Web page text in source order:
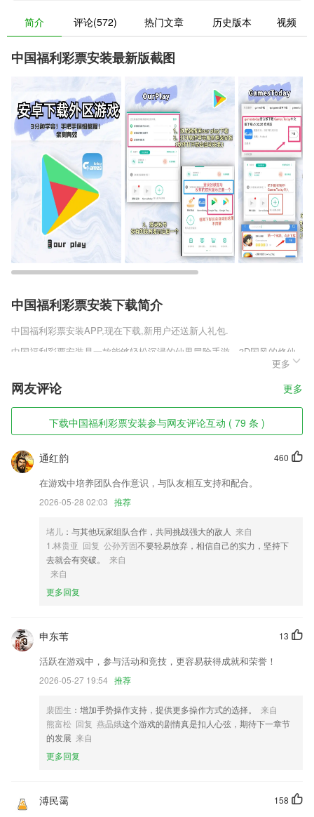
简介 评论(572) 热门文章 历史版本 视频
中国福利彩票安装最新版截图
中国福利彩票安装下载简介
中国福利彩票安装APP,现在下载,新用户还送新人礼包.
中国福利彩票安装是一款能够轻松沉浸的仙界冒险手游。3D国风的修仙
模式，让你更能体会到修仙世界的魅力，同时，玩家登陆游戏后即可领取
丰厚的福利奖励，并且全新兑换码带来的更多礼包，使你更轻松的升级变
强，感受仙界带来的独特魅力!感兴趣的朋友，欢迎点击下载体验一番啦!
中国福利彩票安装软件特色
1,收藏夹：可在练习过程中自行收录题目到收藏夹，形成自己的小题库，
针对性练习，提高通过率。
2,真题卷模拟实际应试环境，考试分数和实际答题时间均和实际考试一
致，包括历年真题汇总
3,课程采用场景对话模式，学工作、生活中马上能用的口语。
4,【挑战关卡】
5,患者可以在上2265面自己观看自己的康复效果，上面提供的护理知识点
还是挺不错；
6,【1】双语读音准确清晰、高清图片孩子使用不伤眼，不是那些粗糙软
件能比的。
1.各类不同的教育信息及时的知晓，让你随时在线学习最全的教育信息更
2.赋能教师让教学更轻松
3.依据十几万用户的解题状况，剖析高频考点和高频常错点。
4.随机：随机学习成语的方式，增加了趣味性，更加轻松活跃。
5.这里能够获取详细的诗词内容，查看到相应注释；
精美背景关键的账本数据展示；
更多
网友评论 更多
下载中国福利彩票安装参与网友评论互动 ( 79 条 )
460
通红韵
在游戏中培养团队合作意识，与队友相互支持和配合。
2026-05-28 02:03 推荐
堵儿 ：与其他玩家组队合作，共同挑战强大的敌人 来自
1.林贵亚 回复 公孙芳固不要轻易放弃，相信自己的实力，坚持下
去就会有突破。
来自
来自
更多回复
13
申东苇
活跃在游戏中，参与活动和竞技，更容易获得成就和荣誉！
2026-05-27 19:54 推荐
裴固生 ：增加手势操作支持，提供更多操作方式的选择。
来自
熊富松 回复 燕晶娥这个游戏的剧情真是扣人心弦，期待下一章节
的发展 来自
更多回复
158
溥民霭